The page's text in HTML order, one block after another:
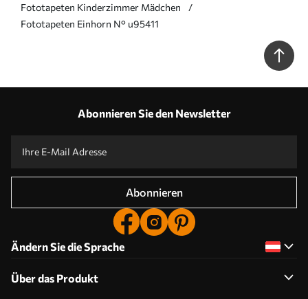
Fototapeten Kinderzimmer Mädchen
Fototapeten Einhorn N° u95411
Abonnieren Sie den Newsletter
Abonnieren
Ändern Sie die Sprache
Über das Produkt